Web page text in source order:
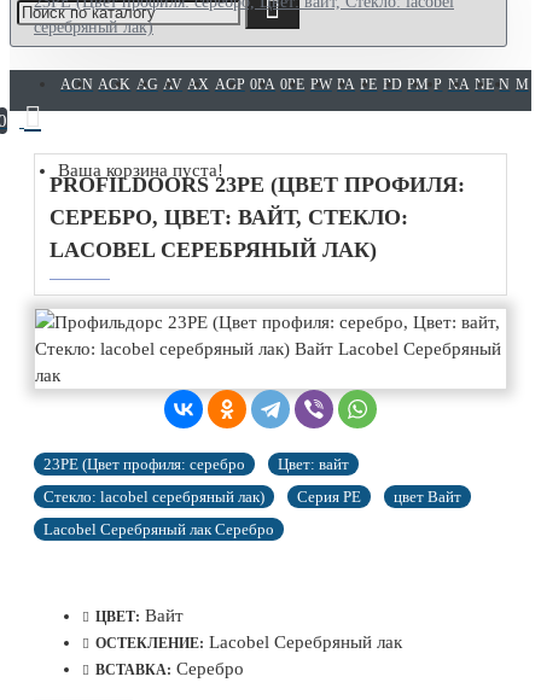
Ваша корзина пуста!
серебряный лак)
AGN AGK AG AV AX AGP 0PA 0PE PW PA PE PD PM P NA NE N M
PROFILDOORS 23PE (ЦВЕТ ПРОФИЛЯ:
СЕРЕБРО, ЦВЕТ: ВАЙТ, СТЕКЛО:
LACOBEL СЕРЕБРЯНЫЙ ЛАК)
23PE (Цвет профиля: серебро
Цвет: вайт
Стекло: lacobel серебряный лак)
Серия PE
цвет Вайт
Lacobel Серебряный лак Серебро
ЦВЕТ: Вайт
ОСТЕКЛЕНИЕ: Lacobel Серебряный лак
ВСТАВКА: Серебро